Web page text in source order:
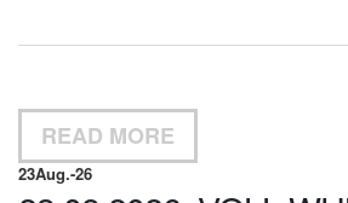
READ MORE
23Aug.-26